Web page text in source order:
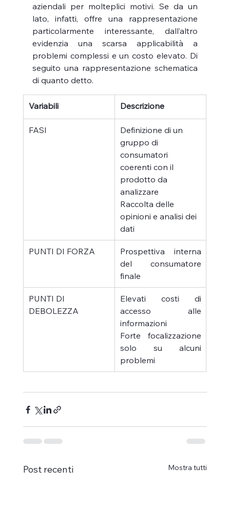
aziendali per molteplici motivi. Se da un
lato, infatti, offre una rappresentazione
particolarmente interessante, dall’altro
evidenzia una scarsa applicabilità a
problemi complessi e un costo elevato. Di
seguito una rappresentazione schematica
di quanto detto.
Variabili Descrizione
FASI
Definizione di un
gruppo di
consumatori
coerenti con il
prodotto da
analizzare
Raccolta delle
opinioni e analisi dei
dati
PUNTI DI FORZA
Prospettiva interna
del consumatore
finale
PUNTI DI
DEBOLEZZA
Elevati costi di
accesso alle
informazioni
Forte focalizzazione
solo su alcuni
problemi
Post recenti Mostra tutti